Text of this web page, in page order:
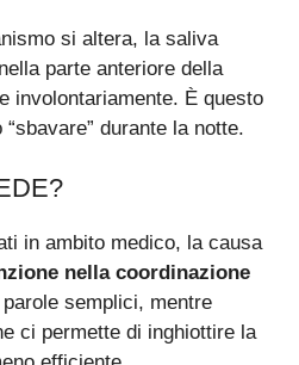
si altera, la saliva
parte anteriore della
involontariamente. È questo
durante la notte.
in ambito medico, la causa
nella coordinazione
semplici, mentre
ci permette di inghiottire la